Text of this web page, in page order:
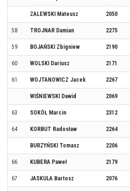
ZALEWSKI Mateusz 2050
58 TROJNAR Damian 2275
59 BOJAŃSKI Zbigniew 2190
60 WOLSKI Dariusz 2171
61 WOJTANOWICZ Jacek 2267
WIŚNIEWSKI Dawid 2069
63 SOKÓŁ Marcin 2312
64 KORBUT Radosław 2264
BURZYŃSKI Tomasz 2206
66 KUBERA Paweł 2179
67 JASKULA Bartosz 2076